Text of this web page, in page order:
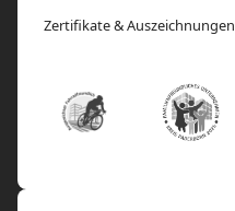
Zertifikate & Auszeichnungen